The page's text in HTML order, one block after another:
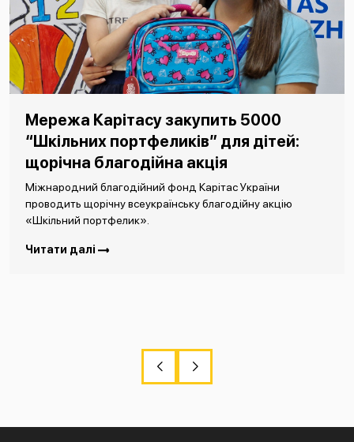
Мережа Карітасу закупить 5000
“Шкільних портфеликів” для дітей:
щорічна благодійна акція
Міжнародний благодійний фонд Карітас України
проводить щорічну всеукраїнську благодійну акцію
«Шкільний портфелик».
Читати далі